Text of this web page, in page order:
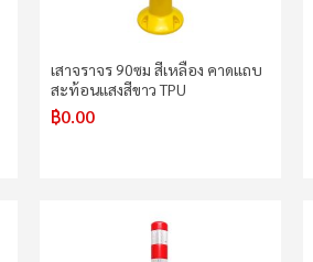
เสาจราจร 90ซม สีเหลือง คาดแถบ
สะท้อนแสงสีขาว TPU
฿0.00